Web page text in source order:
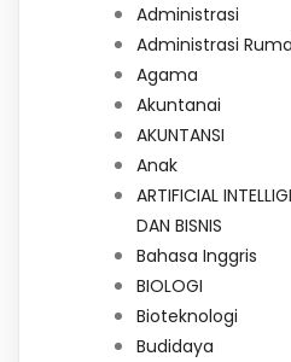
Administrasi
Administrasi
Agama
Akuntanai
AKUNTANSI
Anak
ARTIFICIAL
DAN BISNIS
Bahasa Inggris
BIOLOGI
Bioteknologi
Budidaya